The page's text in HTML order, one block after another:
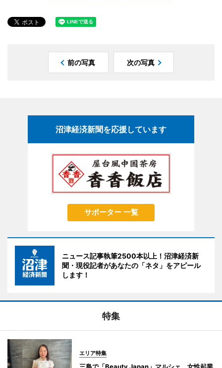
前の写真 次の写真
沼津経済新聞を応援しています
サポーター 一覧
ニュース記事執筆2500本以上！沼津経済新
聞・現役記者があなたの「ネタ」をアピール
します！
特集
エリア特集